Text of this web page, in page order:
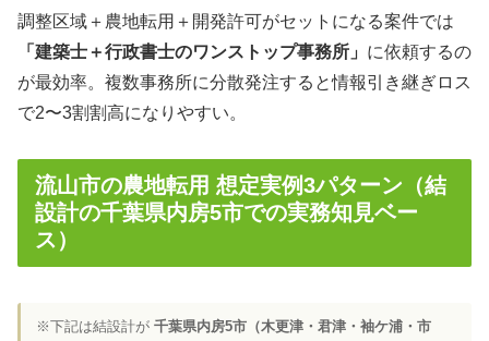
調整区域＋農地転用＋開発許可がセットになる案件では
「建築士＋行政書士のワンストップ事務所」 に依頼するの
が最効率。複数事務所に分散発注すると情報引き継ぎロス
で2〜3割割高になりやすい。
流山市の農地転用 想定実例3パターン（結
設計の千葉県内房5市での実務知見ベー
ス）
※下記は結設計が 千葉県内房5市（木更津・君津・袖ケ浦・市